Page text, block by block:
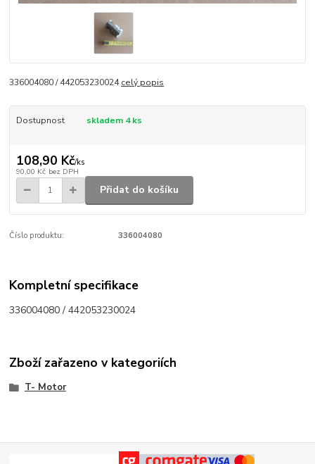
336004080 / 442053230024celý popis
Dostupnost skladem 4 ks
108,90 Kč/ks
90,00 Kč bez DPH
Přidat do košíku
Číslo produktu: 336004080
Kompletní specifikace
336004080 / 442053230024
Zboží zařazeno v kategoriích
T- Motor